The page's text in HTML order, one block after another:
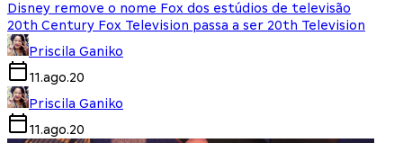
Disney remove o nome Fox dos estúdios de televisão
20th Century Fox Television passa a ser 20th Television
Priscila Ganiko
11.ago.20
Priscila Ganiko
11.ago.20